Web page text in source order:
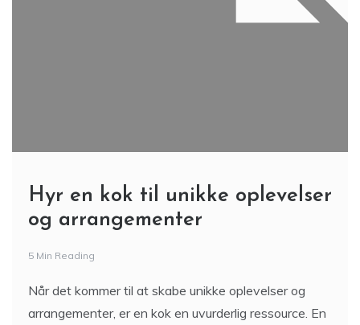
Hyr en kok til unikke oplevelser
og arrangementer
5 Min Reading
Når det kommer til at skabe unikke oplevelser og
arrangementer, er en kok en uvurderlig ressource. En